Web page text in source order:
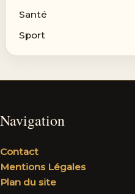
Santé
Sport
Navigation
Contact
Mentions Légales
Plan du site